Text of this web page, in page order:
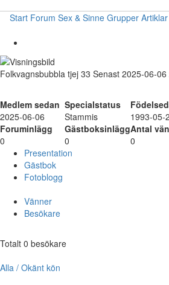
Start Forum Sex & Sinne Grupper Artiklar
Folkvagnsbubbla tjej 33 Senast 2025-06-06
Medlem sedan Specialstatus
2025-06-06
Stammis
1993-05-
Foruminlägg
GästboksinläggAntal
0
0
0
Presentation
Gästbok
Fotoblogg
Vänner
Besökare
Totalt 0 besökare
Alla / Okänt kön